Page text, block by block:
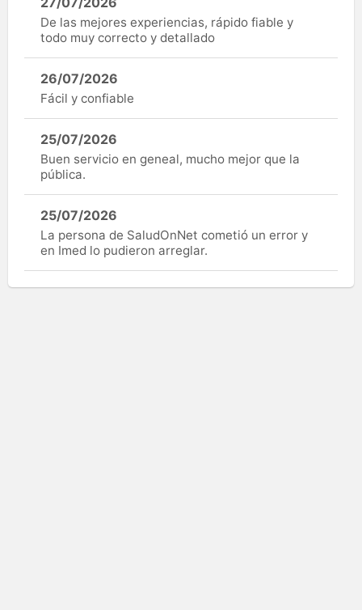
De las mejores experiencias, rápido fiable y
todo muy correcto y detallado
26/07/2026
Fácil y confiable
25/07/2026
Buen servicio en geneal, mucho mejor que la
pública.
25/07/2026
La persona de SaludOnNet cometió un error y
en Imed lo pudieron arreglar.